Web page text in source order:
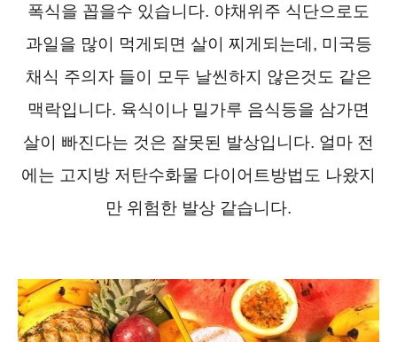
폭식을 꼽을수 있습니다. 야채위주 식단으로도
과일을 많이 먹게되면 살이 찌게되는데, 미국등
채식 주의자 들이 모두 날씬하지 않은것도 같은
맥락입니다. 육식이나 밀가루 음식등을 삼가면
살이 빠진다는 것은 잘못된 발상입니다. 얼마 전
에는 고지방 저탄수화물 다이어트방법도 나왔지
만 위험한 발상 같습니다.